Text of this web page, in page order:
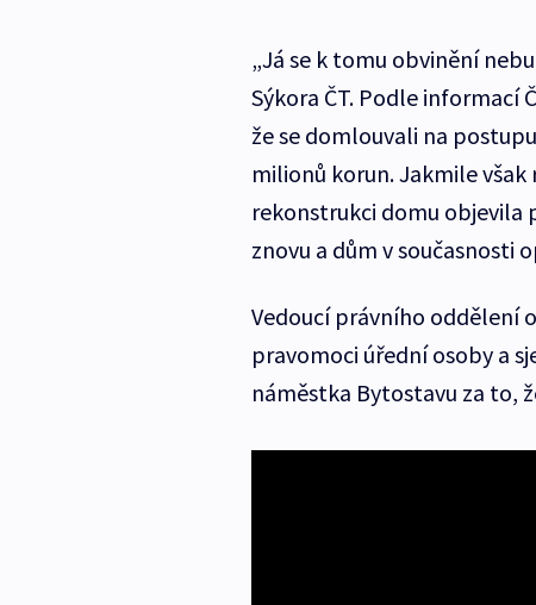
„Já se k tomu obvinění
Sýkora ČT. Podle informací
že se domlouvali na
milionů korun. Jakmile však
rekonstrukci domu objevila
znovu a dům v současnosti
Vedoucí právního oddělení
pravomoci úřední osoby a
náměstka Bytostavu za to,